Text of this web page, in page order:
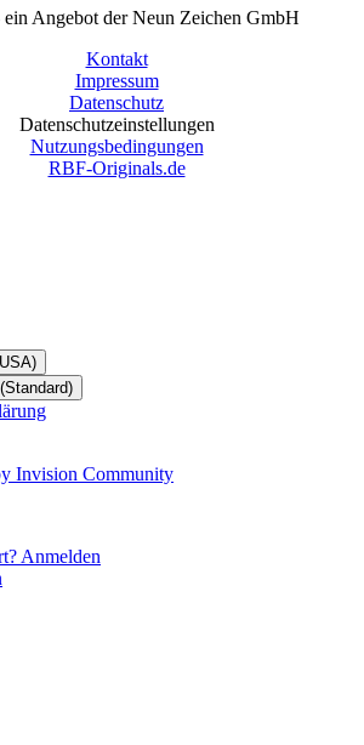
Angebot der Neun Zeichen GmbH
Kontakt
Impressum
Datenschutz
Datenschutzeinstellungen
Nutzungsbedingungen
RBF-Originals.de
Invision Community
Anmelden